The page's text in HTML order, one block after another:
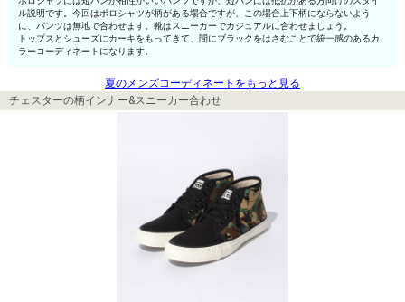
ル説明です。今回はポロシャツが柄がある場合ですが、この場合上下柄にならないよう
に、パンツは無地で合わせます。靴はスニーカーでカジュアルに合わせましょう。
トップスとシューズにカーキをもってきて、間にブラックをはさむことで統一感のあるカ
ラーコーディネートになります。
夏のメンズコーディネートをもっと見る
チェスターの柄インナー&スニーカー合わせ